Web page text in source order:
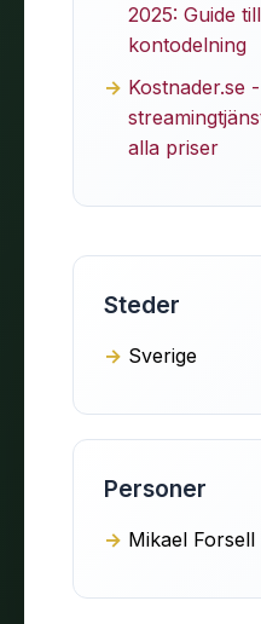
2025: Guide
kontodelning
Kostnader.se
alla priser
Steder
Sverige
Personer
Mikael Forsell